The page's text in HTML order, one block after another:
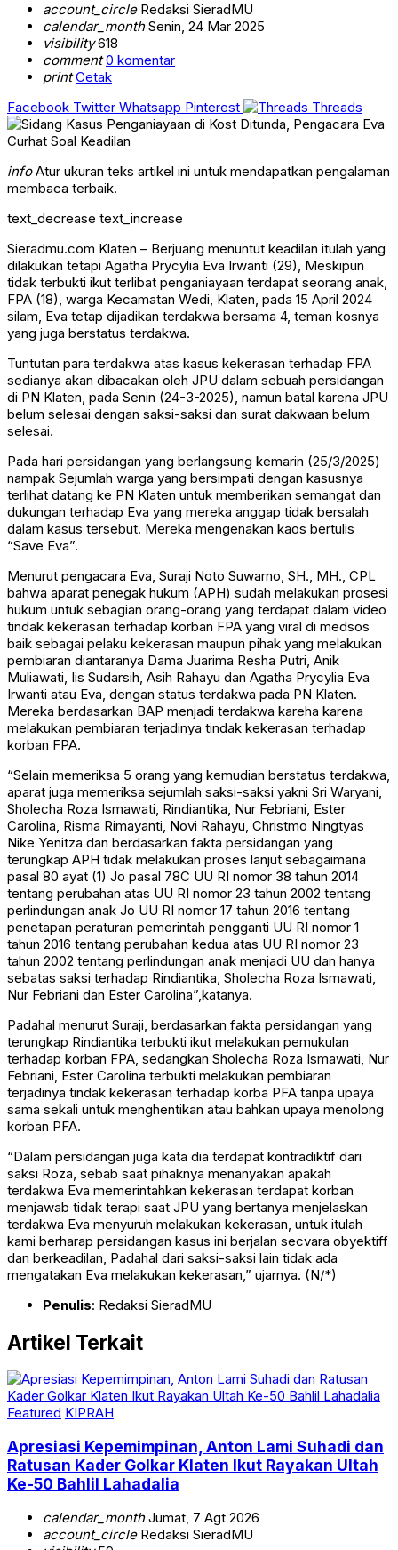
account_circleRedaksi SieradMU
calendar_monthSenin, 24 Mar 2025
visibility618
comment 0 komentar
print Cetak
Facebook Twitter Whatsapp Pinterest Threads
infoAtur ukuran teks artikel ini untuk mendapatkan pengalaman
membaca terbaik.
text_decrease text_increase
Sieradmu.com Klaten – Berjuang menuntut keadilan itulah yang
dilakukan tetapi Agatha Prycylia Eva Irwanti (29), Meskipun
tidak terbukti ikut terlibat penganiayaan terdapat seorang anak,
FPA (18), warga Kecamatan Wedi, Klaten, pada 15 April 2024
silam, Eva tetap dijadikan terdakwa bersama 4, teman kosnya
yang juga berstatus terdakwa.
Tuntutan para terdakwa atas kasus kekerasan terhadap FPA
sedianya akan dibacakan oleh JPU dalam sebuah persidangan
di PN Klaten, pada Senin (24-3-2025), namun batal karena JPU
belum selesai dengan saksi-saksi dan surat dakwaan belum
selesai.
Pada hari persidangan yang berlangsung kemarin (25/3/2025)
nampak Sejumlah warga yang bersimpati dengan kasusnya
terlihat datang ke PN Klaten untuk memberikan semangat dan
dukungan terhadap Eva yang mereka anggap tidak bersalah
dalam kasus tersebut. Mereka mengenakan kaos bertulis
“Save Eva”.
Menurut pengacara Eva, Suraji Noto Suwarno, SH., MH., CPL
bahwa aparat penegak hukum (APH) sudah melakukan prosesi
hukum untuk sebagian orang-orang yang terdapat dalam video
tindak kekerasan terhadap korban FPA yang viral di medsos
baik sebagai pelaku kekerasan maupun pihak yang melakukan
pembiaran diantaranya Dama Juarima Resha Putri, Anik
Muliawati, Iis Sudarsih, Asih Rahayu dan Agatha Prycylia Eva
Irwanti atau Eva, dengan status terdakwa pada PN Klaten.
Mereka berdasarkan BAP menjadi terdakwa kareha karena
melakukan pembiaran terjadinya tindak kekerasan terhadap
korban FPA.
“Selain memeriksa 5 orang yang kemudian berstatus terdakwa,
aparat juga memeriksa sejumlah saksi-saksi yakni Sri Waryani,
Sholecha Roza Ismawati, Rindiantika, Nur Febriani, Ester
Carolina, Risma Rimayanti, Novi Rahayu, Christmo Ningtyas
Nike Yenitza dan berdasarkan fakta persidangan yang
terungkap APH tidak melakukan proses lanjut sebagaimana
pasal 80 ayat (1) Jo pasal 78C UU RI nomor 38 tahun 2014
tentang perubahan atas UU RI nomor 23 tahun 2002 tentang
perlindungan anak Jo UU RI nomor 17 tahun 2016 tentang
penetapan peraturan pemerintah pengganti UU RI nomor 1
tahun 2016 tentang perubahan kedua atas UU RI nomor 23
tahun 2002 tentang perlindungan anak menjadi UU dan hanya
sebatas saksi terhadap Rindiantika, Sholecha Roza Ismawati,
Nur Febriani dan Ester Carolina”,katanya.
Padahal menurut Suraji, berdasarkan fakta persidangan yang
terungkap Rindiantika terbukti ikut melakukan pemukulan
terhadap korban FPA, sedangkan Sholecha Roza Ismawati, Nur
Febriani, Ester Carolina terbukti melakukan pembiaran
terjadinya tindak kekerasan terhadap korba PFA tanpa upaya
sama sekali untuk menghentikan atau bahkan upaya menolong
korban PFA.
“Dalam persidangan juga kata dia terdapat kontradiktif dari
saksi Roza, sebab saat pihaknya menanyakan apakah
terdakwa Eva memerintahkan kekerasan terdapat korban
menjawab tidak terapi saat JPU yang bertanya menjelaskan
terdakwa Eva menyuruh melakukan kekerasan, untuk itulah
kami berharap persidangan kasus ini berjalan secvara obyektiff
dan berkeadilan, Padahal dari saksi-saksi lain tidak ada
mengatakan Eva melakukan kekerasan,” ujarnya. (N/*)
Penulis: Redaksi SieradMU
Artikel Terkait
Featured KIPRAH
Apresiasi Kepemimpinan, Anton Lami Suhadi dan
Ratusan Kader Golkar Klaten Ikut Rayakan Ultah
Ke-50 Bahlil Lahadalia
calendar_monthJumat, 7 Agt 2026
account_circleRedaksi SieradMU